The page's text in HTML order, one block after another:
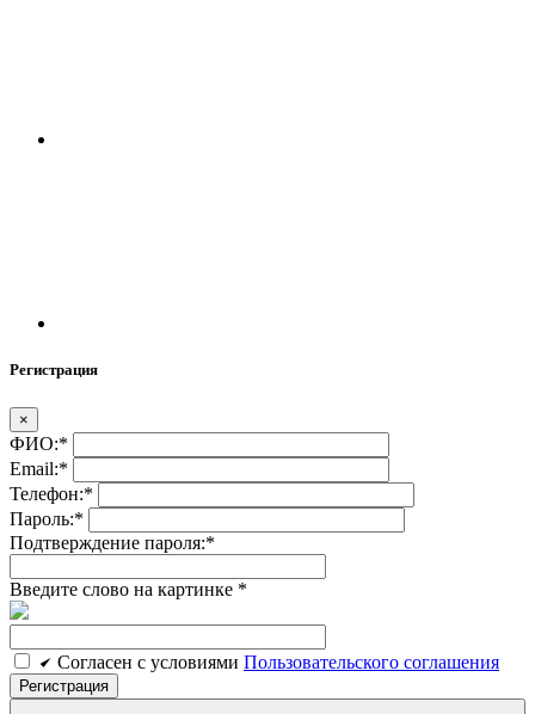
Регистрация
×
ФИО:*
Email:*
Телефон:*
Пароль:*
Подтверждение пароля:*
Введите слово на картинке *
Cогласен c условиями Пользовательского соглашения